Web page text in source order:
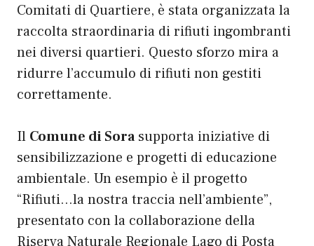
Comitati di Quartiere, è stata organizzata la
raccolta straordinaria di rifiuti ingombranti
nei diversi quartieri. Questo sforzo mira a
ridurre l’accumulo di rifiuti non gestiti
correttamente.
Il Comune di Sorasupporta iniziative di
sensibilizzazione e progetti di educazione
ambientale. Un esempio è il progetto
“Rifiuti…la nostra traccia nell’ambiente”,
presentato con la collaborazione della
Riserva Naturale Regionale Lago di Posta